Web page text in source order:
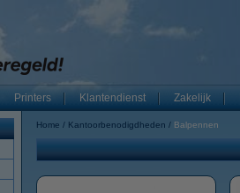
Printers Klantendienst Zakelijk
Home Kantoorbenodigdheden Balpennen